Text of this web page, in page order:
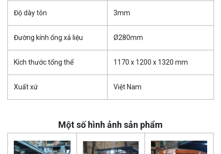
Độ dày tôn 3mm
Đường kính ống xả liệu Ø280mm
Kích thước tổng thể 1170 x 1200 x 1320 mm
Xuất xứ Việt Nam
Một số hình ảnh sản phẩm